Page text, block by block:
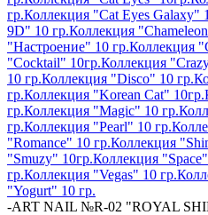
гр.Коллекция "Cat Eyes Galaxy"
9D" 10 гр.Коллекция
"Настроение" 10 гр.Коллекция
"Cocktail" 10гр.Коллекция
10 гр.Коллекция "Disco" 10 гр.
гр.Коллекция "Korean Cat" 10гр.
гр.Коллекция "Magic" 10 гр.
гр.Коллекция "Pearl" 10 гр.
"Romance" 10 гр.Коллекция
"Smuzy" 10гр.Коллекция
гр.Коллекция "Vegas" 10 гр.
"Yogurt" 10 гр.
-ART NAIL №R-02 "ROYAL